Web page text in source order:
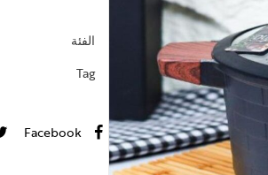
الفئة
Tag
Facebook